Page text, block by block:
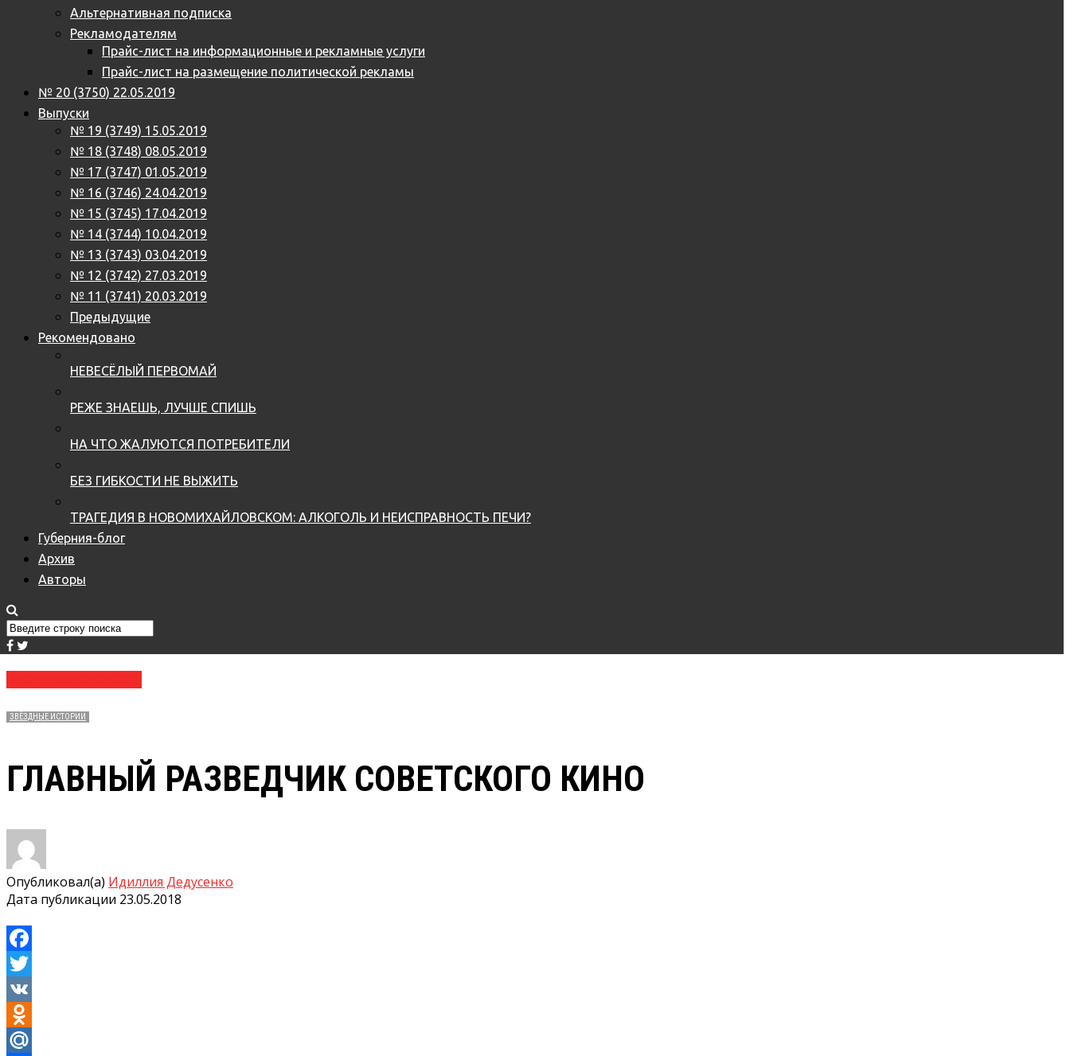
Альтернативная подписка
Рекламодателям
Прайс-лист на информационные и рекламные услуги
Прайс-лист на размещение политической рекламы
№ 20 (3750) 22.05.2019
Выпуски
№ 19 (3749) 15.05.2019
№ 18 (3748) 08.05.2019
№ 17 (3747) 01.05.2019
№ 16 (3746) 24.04.2019
№ 15 (3745) 17.04.2019
№ 14 (3744) 10.04.2019
№ 13 (3743) 03.04.2019
№ 12 (3742) 27.03.2019
№ 11 (3741) 20.03.2019
Предыдущие
Рекомендовано
НЕВЕСЁЛЫЙ ПЕРВОМАЙ
РЕЖЕ ЗНАЕШЬ, ЛУЧШЕ СПИШЬ
НА ЧТО ЖАЛУЮТСЯ ПОТРЕБИТЕЛИ
БЕЗ ГИБКОСТИ НЕ ВЫЖИТЬ
ТРАГЕДИЯ В НОВОМИХАЙЛОВСКОМ: АЛКОГОЛЬ И НЕИСПРАВНОСТЬ ПЕЧИ?
Губерния-блог
Архив
Авторы
ЗВЁЗДНЫЕ ИСТОРИИ
ГЛАВНЫЙ РАЗВЕДЧИК СОВЕТСКОГО КИНО
Опубликовал(а) Идиллия Дедусенко
Дата публикации 23.05.2018
Facebook
Twitter
VK
Odnoklassniki